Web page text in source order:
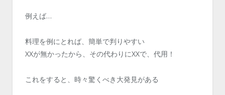
例えば…
料理を例にとれば、簡単で判りやすい
XXが無かったから、その代わりにXXで、代用！
これをすると、時々驚くべき大発見がある